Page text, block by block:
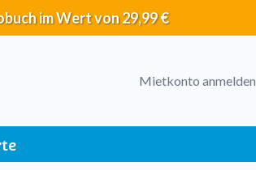
im Wert von 29,99 €
Header
Mietkonto anmelden